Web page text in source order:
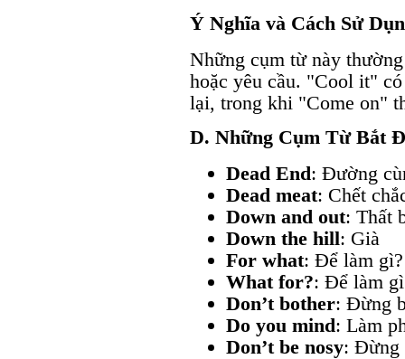
Ý Nghĩa và Cách Sử
Những cụm từ này
hoặc yêu cầu. "Cool it"
lại, trong khi "Come on"
D. Những Cụm Từ Bắt
Dead End: Đường
Dead meat: Chết
Down and out: Thất
Down the hill: Già
For what: Để làm gì?
What for?: Để làm
Don’t bother: Đừng
Do you mind: Làm
Don’t be nosy: Đừng